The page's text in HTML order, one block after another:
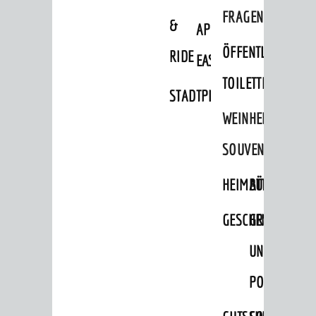
&
RIDE
APP
EASYPARKEN
STADTPLAN
FRAGEN
ÖFFENTLICHE
TOILETTEN
WEINHEIMER
SOUVENIRS
HEIMATTAGE
BÜCHER
GESCHENKE
GRUSS-
UND
POSTKARTEN